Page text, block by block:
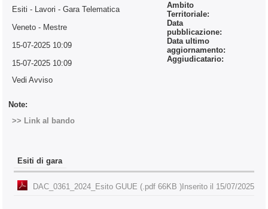
Esiti - Lavori- Gara Telematica
Ambito
Territoriale:
Veneto - Mestre
Data
pubblicazione:
15-07-2025 10:09
Data ultimo
aggiornamento:
15-07-2025 10:09
Aggiudicatario:
Vedi Avviso
Note:
>> Link al bando
Esiti di gara
DAC_0361_2024_Esito GUUE (.pdf 66KB ) Inserito il 15/07/2025